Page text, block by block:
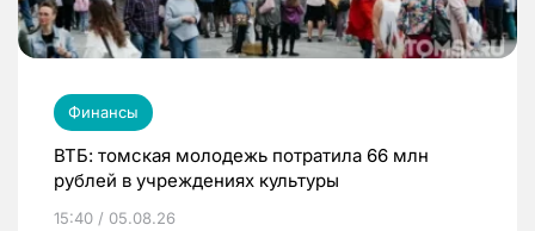
Финансы
ВТБ: томская молодежь потратила 66 млн
рублей в учреждениях культуры
15:40 / 05.08.26